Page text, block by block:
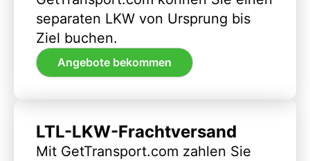
separaten LKW von Ursprung bis
Ziel buchen.
Angebote bekommen
LTL-LKW-Frachtversand
Mit GetTransport.com zahlen Sie